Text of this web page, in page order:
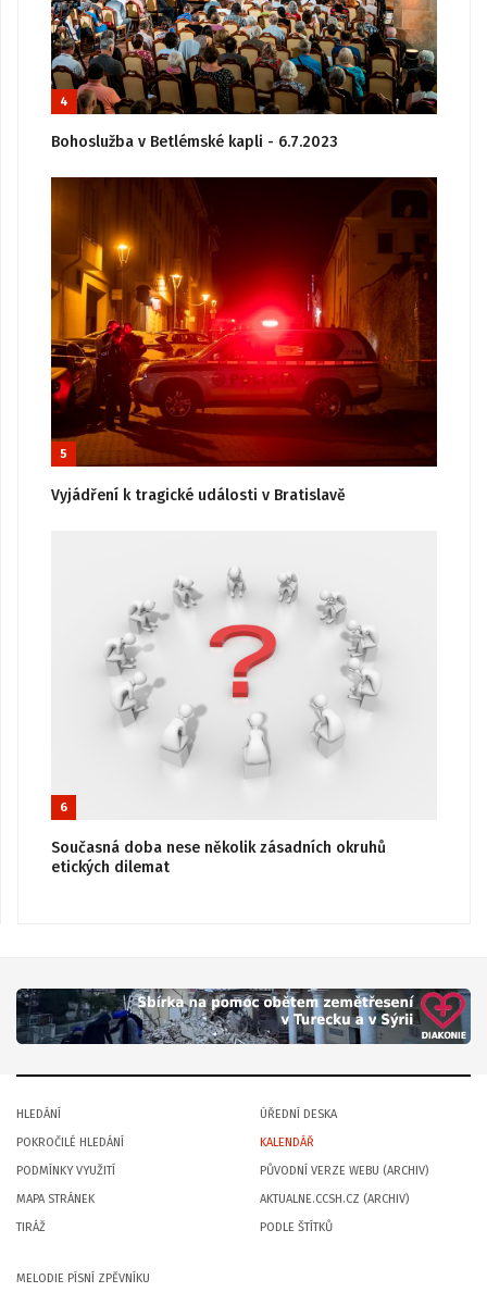
4
Bohoslužba v Betlémské kapli - 6.7.2023
5
Vyjádření k tragické události v Bratislavě
6
Současná doba nese několik zásadních okruhů
etických dilemat
HLEDÁNÍ
POKROČILÉ HLEDÁNÍ
PODMÍNKY VYUŽITÍ
MAPA STRÁNEK
TIRÁŽ
ÚŘEDNÍ DESKA
KALENDÁŘ
PŮVODNÍ VERZE WEBU (ARCHIV)
AKTUALNE.CCSH.CZ (ARCHIV)
PODLE ŠTÍTKŮ
MELODIE PÍSNÍ ZPĚVNÍKU